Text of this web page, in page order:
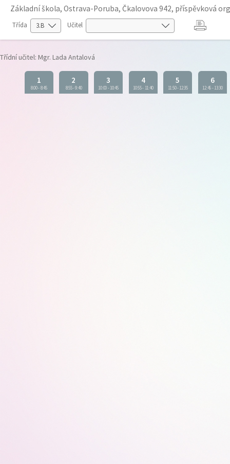
Základní škola, Ostrava-Poruba, Čkalovova 942, příspěvková
Třída Učitel
Třídní učitel: Mgr. Lada Antalová
1
8:00-8:45
2
8:55-9:40
3
10:00-10:45
4
10:55- 11:40
5
11:50-12:35
6
12:45-13:30